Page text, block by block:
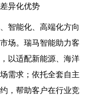
异化优势
智能化、高端化方向
场。瑞马智能助力客
以适配新能源、海洋
需求；依托全套自主
，帮助客户在行业竞